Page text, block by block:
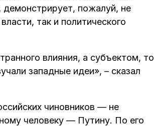
пожалуй, не
так и политического
влияния, а субъектом, то
западные идеи», – сказал
чиновников — не
человеку — Путину. По его